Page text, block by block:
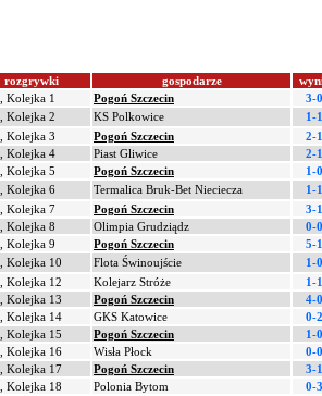
rozgrywki gospodarze
Kolejka 1 Pogoń Szczecin
3-0
Kolejka 2 KS Polkowice
1-1
Kolejka 3 Pogoń Szczecin
2-1
Kolejka 4 Piast Gliwice
2-1
Kolejka 5 Pogoń Szczecin
1-0
Kolejka 6 Termalica Bruk-Bet Nieciecza
1-1
Kolejka 7 Pogoń Szczecin
3-1
Kolejka 8 Olimpia Grudziądz
0-0
Kolejka 9 Pogoń Szczecin
5-1
Kolejka 10 Flota Świnoujście
1-0
Kolejka 12 Kolejarz Stróże
1-1
Kolejka 13 Pogoń Szczecin
4-0
Kolejka 14 GKS Katowice
0-2
Kolejka 15 Pogoń Szczecin
1-0
Kolejka 16 Wisła Płock
0-0
Kolejka 17 Pogoń Szczecin
3-1
Kolejka 18 Polonia Bytom
0-3